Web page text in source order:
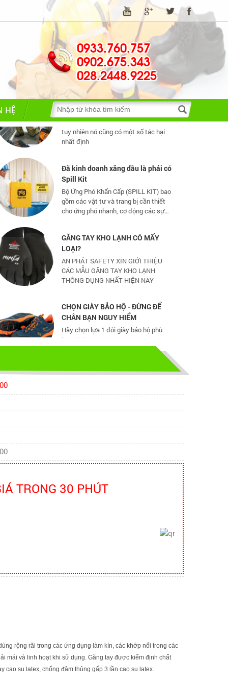
0933.760.757
0902.675.343
028.2448.9225
HỆ
Những quy định và hệ thống pháp
luật về bảo hộ lao động
Những quy định và hệ thống pháp luật
về bảo hộ lao động
TIA HỒ QUANG ĐIỆN NGUY HIỂM
THẾ NÀO?
Hồ quang điện đem lại nhiều lợi ích
tuy nhiên nó cũng có một số tác hại
nhất định
Đã kinh doanh xăng dầu là phải có
Bộ Ứng Phó Khẩn Cấp (SPILL KIT) bao
gồm các vật tư và trang bị cần thiết
cho ứng phó nhanh, cơ động các sự
cố tràn đổ dầu và hoá chất mức vừa
và nhỏ
GĂNG TAY KHO LẠNH CÓ MẤY
AN PHÁT SAFETY XIN GIỚI THIỆU
CÁC MẪU GĂNG TAY KHO LẠNH
THÔNG DỤNG NHẤT HIỆN NAY
CHỌN GIÀY BẢO HỘ - ĐỪNG ĐỂ
Hãy chọn lựa 1 đôi giày bảo hộ phù
hợp nhé
TỦ ĐỰNG HÓA CHẤT CÓ LỌC HẤP
TỦ ĐỰNG HÓA CHẤT CÓ LỌC HẤP
VSLĐ
Truyền thông viên nguồn về AT-VSLĐ
quần áo bảo hộ - Hội nghị Mạng
quần áo bảo hộ - Hội nghị Mạng thông
tin quốc gia về ATVSLĐ lần thứ 16
mũ bảo hộ
luật về bảo hộ lao động
Những quy định và hệ thống pháp luật
về bảo hộ lao động
TRONG 30 PHÚT
rộng rãi trong các ứng dụng làm kín, các khớp nối trong các
mái và linh hoạt khi sử dụng. Găng tay được kiểm định chất
cao su latex, chống đâm thủng gấp 3 lần cao su latex.